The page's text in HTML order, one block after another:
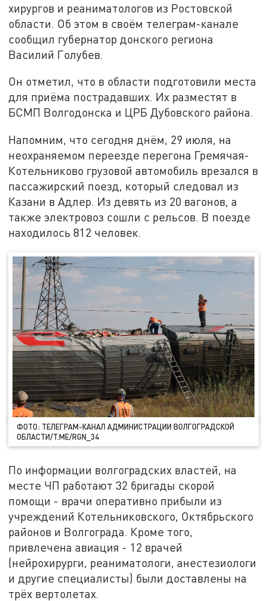
хирургов и реаниматологов из Ростовской
области. Об этом в своём телеграм-канале
сообщил губернатор донского региона
Василий Голубев.
Он отметил, что в области подготовили места
для приёма пострадавших. Их разместят в
БСМП Волгодонска и ЦРБ Дубовского района.
Напомним, что сегодня днём, 29 июля, на
неохраняемом переезде перегона Гремячая-
Котельниково грузовой автомобиль врезался в
пассажирский поезд, который следовал из
Казани в Адлер. Из девять из 20 вагонов, а
также электровоз сошли с рельсов. В поезде
находилось 812 человек.
ФОТО: ТЕЛЕГРАМ-КАНАЛ АДМИНИСТРАЦИИ ВОЛГОГРАДСКОЙ
ОБЛАСТИ/T.ME/RGN_34
По информации волгоградских властей, на
месте ЧП работают 32 бригады скорой
помощи - врачи оперативно прибыли из
учреждений Котельниковского, Октябрьского
районов и Волгограда. Кроме того,
привлечена авиация - 12 врачей
(нейрохирурги, реаниматологи, анестезиологи
и другие специалисты) были доставлены на
трёх вертолетах.